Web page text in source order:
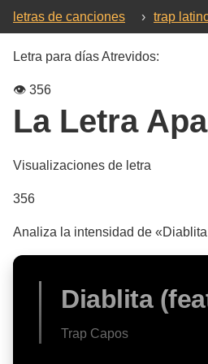
letras de canciones › trap
Letra para días Atrevidos:
👁️ 356
La Letra
Visualizaciones de letra
356
Analiza la intensidad de
Diablita
Trap Capos